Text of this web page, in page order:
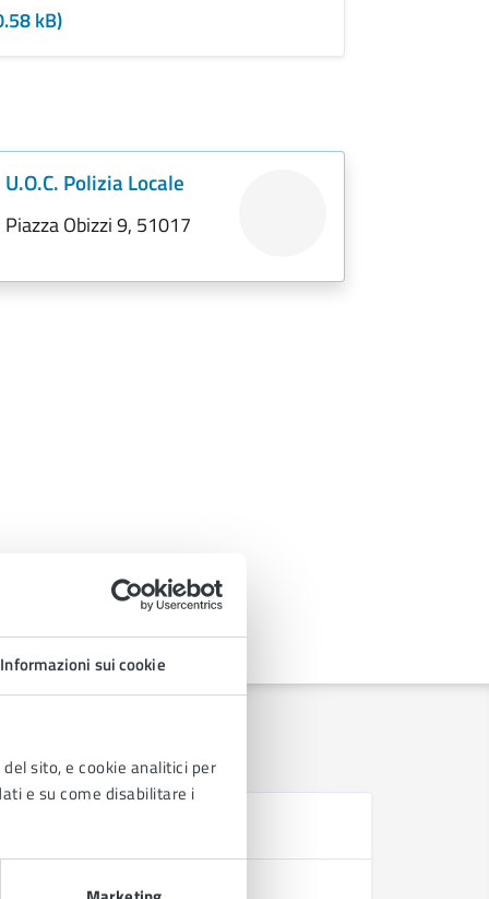
Informazioni sui cookie
sito, e cookie analitici per
e su come disabilitare i
kB)
U.O.C. Polizia Locale
Piazza Obizzi 9, 51017